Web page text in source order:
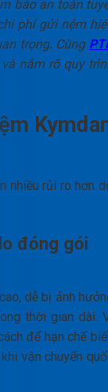
bảo an toàn
phí gửi nệm
trọng. Cùng
nắm rõ quy
nhiều rủi ro hơn
đóng gói
dễ bị ảnh
thời gian dài.
để hạn chế
vận chuyển